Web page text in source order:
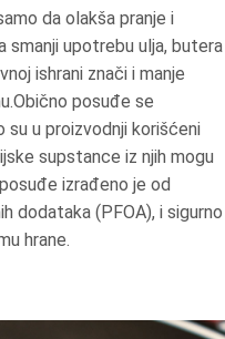
da olakša pranje i
smanji upotrebu ulja, butera
ishrani znači i manje
posuđe se
u proizvodnji korišćeni
supstance iz njih mogu
izrađeno je od
dodataka (PFOA), i sigurno
hrane.